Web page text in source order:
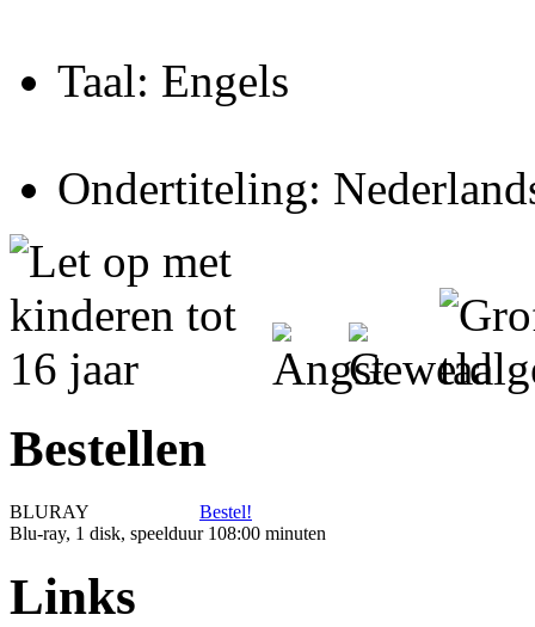
Taal: Engels
Ondertiteling:
Bestellen
BLURAY
Bestel!
Blu-ray, 1 disk, speelduur 108:00 minuten
Links